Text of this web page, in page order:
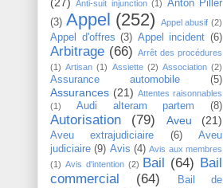
(27)
Anti-suit injunction (1) Anton Piller
(3) Appel (252) Appel abusif (2)
Appel d'offres (3) Appel incident (6)
Arbitrage (66) Arrêt des procédures
(1) Artisan (1) Assiette (2) Association (2)
Assurance automobile (5)
Assurances (21) Attentes raisonnables
(1)
Audi alteram partem (8)
Autorisation (79) Aveu (21)
Aveu extrajudiciaire (6)
Aveu
judiciaire (9) Avis (4) Avis aux membres
(1) Avis d'intention (2) Bail (64) Bail
commercial
(64)
Bail de